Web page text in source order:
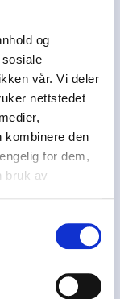
og
vår. Vi deler
nettstedet
kombinere den
for dem,
bruk av
gjør at den du
ArcGIS Online,